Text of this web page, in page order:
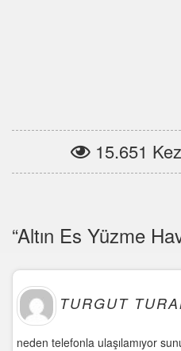
15.651
“Altın Es Yüzme
TURGUT
neden telefonla ulaşılamıyor